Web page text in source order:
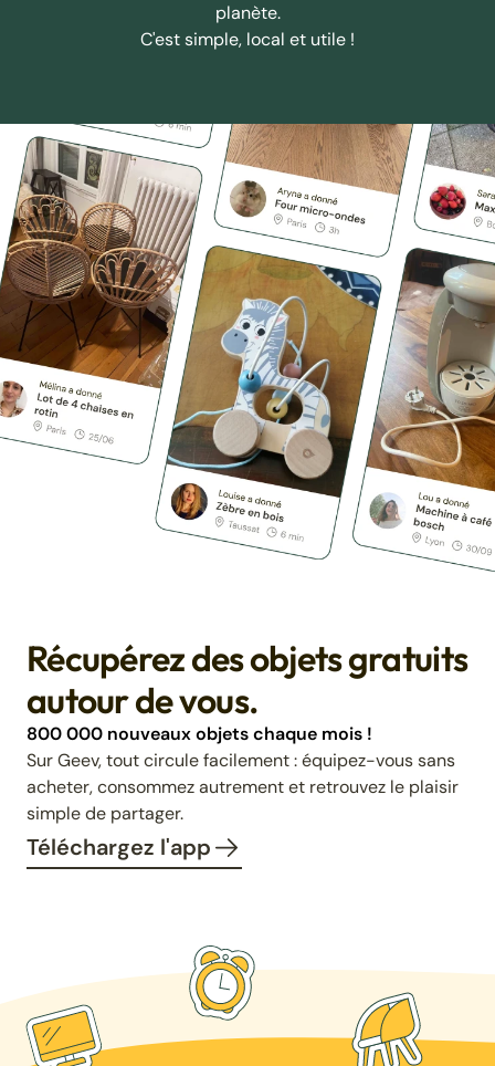
planète.
C'est simple, local et utile !
Récupérez des objets gratuits
autour de vous.
800 000 nouveaux objets chaque mois !
Sur Geev, tout circule facilement : équipez-vous sans
acheter, consommez autrement et retrouvez le plaisir
simple de partager.
Téléchargez l'app